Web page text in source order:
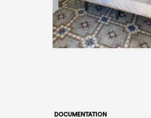
DOCUMENTATION